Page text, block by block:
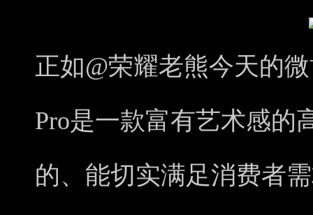
正如@荣耀老熊今天的
Pro是一款富有艺术感的
的、能切实满足消费者